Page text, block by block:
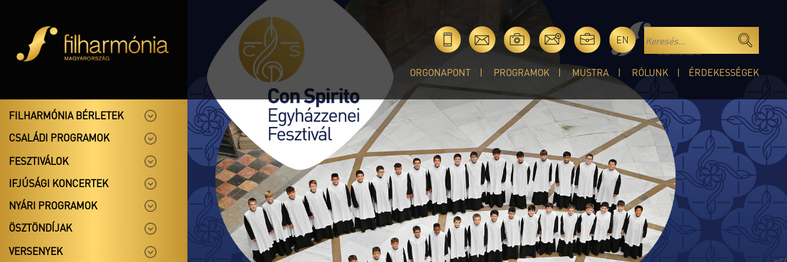
EN
ORGONAPONT PROGRAMOK MUSTRA RÓLUNK ÉRDEKESSÉGEK
FILHARMÓNIA BÉRLETEK
CSALÁDI PROGRAMOK
FESZTIVÁLOK
IFJÚSÁGI KONCERTEK
NYÁRI PROGRAMOK
ÖSZTÖNDÍJAK
VERSENYEK